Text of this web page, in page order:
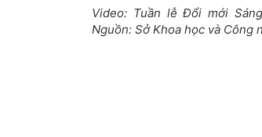
Video: Tuần lễ Đổi mới
Nguồn: Sở Khoa học và Công